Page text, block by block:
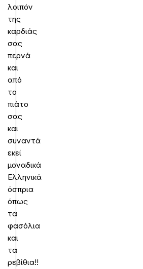
λοιπόν
της
καρδιάς
σας
περνά
και
από
το
πιάτο
σας
και
συναντά
εκεί
μοναδικά
Ελληνικά
όσπρια
όπως
τα
φασόλια
και
τα
ρεβίθια!!